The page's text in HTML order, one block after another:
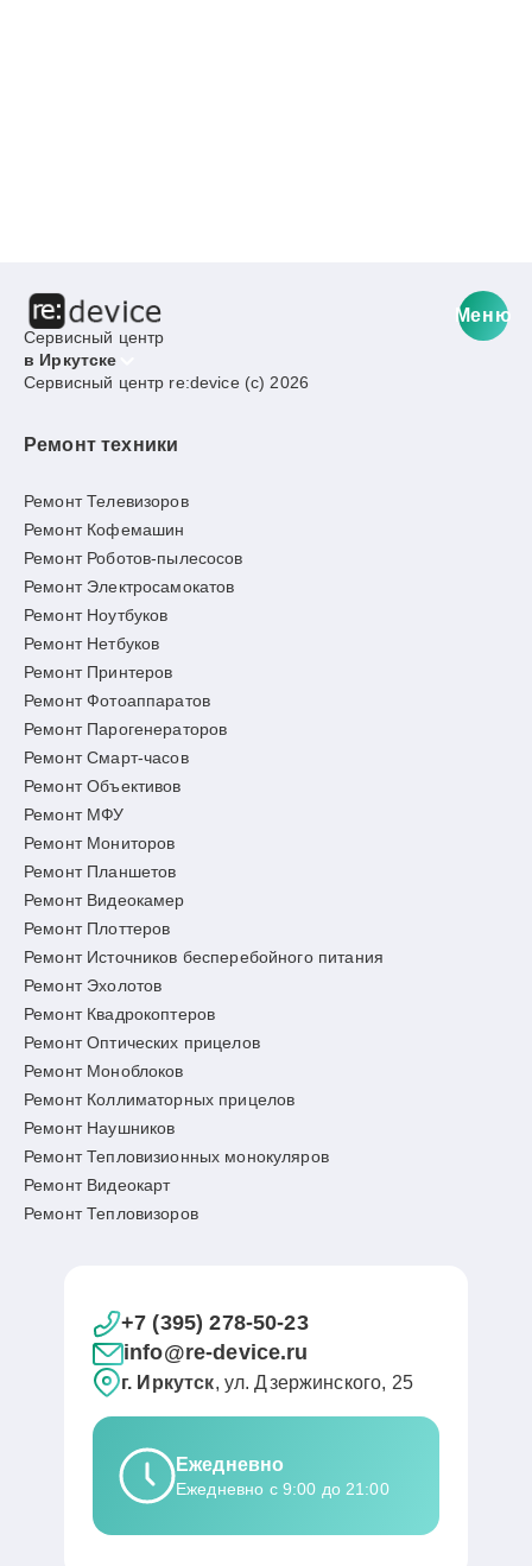
Сервисный центр
в Иркутске
Меню
Сервисный центр re:device (c) 2026
Ремонт техники
Ремонт Телевизоров
Ремонт Кофемашин
Ремонт Роботов-пылесосов
Ремонт Электросамокатов
Ремонт Ноутбуков
Ремонт Нетбуков
Ремонт Принтеров
Ремонт Фотоаппаратов
Ремонт Парогенераторов
Ремонт Смарт-часов
Ремонт Объективов
Ремонт МФУ
Ремонт Мониторов
Ремонт Планшетов
Ремонт Видеокамер
Ремонт Плоттеров
Ремонт Источников бесперебойного питания
Ремонт Эхолотов
Ремонт Квадрокоптеров
Ремонт Оптических прицелов
Ремонт Моноблоков
Ремонт Коллиматорных прицелов
Ремонт Наушников
Ремонт Тепловизионных монокуляров
Ремонт Видеокарт
Ремонт Тепловизоров
+7 (395) 278-50-23
info@re-device.ru
г. Иркутск, ул. Дзержинского, 25
Ежедневно
Ежедневно с 9:00 до 21:00